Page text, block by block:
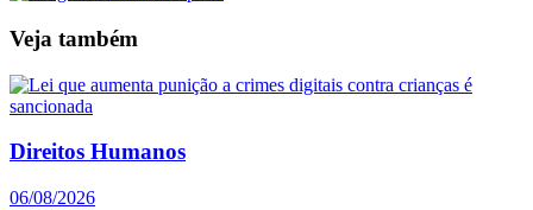
Veja também
Direitos Humanos
06/08/2026